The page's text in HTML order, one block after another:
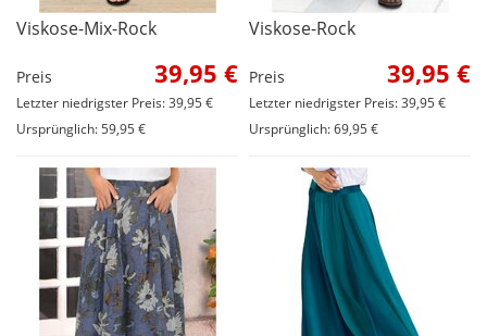
Viskose-Mix-Rock
Preis 39,95 €
Letzter niedrigster Preis: 39,95 €
Ursprünglich: 59,95 €
Viskose-Rock
Preis 39,95 €
Letzter niedrigster Preis: 39,95 €
Ursprünglich: 69,95 €